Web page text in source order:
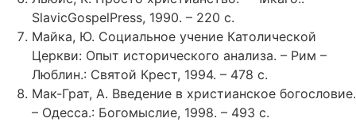
SlavicGospelPress, 1990. – 220 с.
Майка, Ю. Социальное учение Католической
Церкви: Опыт исторического анализа. – Рим –
Люблин.: Святой Крест, 1994. – 478 с.
Мак-Грат, А. Введение в христианское богословие.
– Одесса.: Богомыслие, 1998. – 493 с.